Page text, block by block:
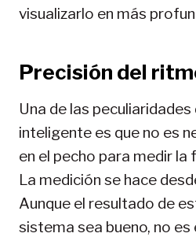
visualizarlo en más
Precisión del
Una de las
inteligente es que no es
en el pecho para medir la
La medición se hace
Aunque el resultado de
sistema sea bueno, no es